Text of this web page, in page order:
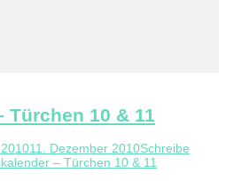
Türchen 10 & 11
11. Dezember 2010Schreibe
– Türchen 10 & 11